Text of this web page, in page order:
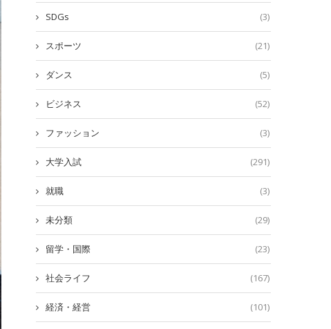
SDGs (3)
スポーツ (21)
ダンス (5)
ビジネス (52)
ファッション (3)
大学入試 (291)
就職 (3)
未分類 (29)
留学・国際 (23)
社会ライフ (167)
経済・経営 (101)